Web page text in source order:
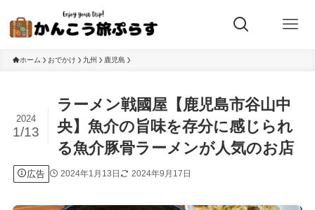
ホーム おでかけ 九州 鹿児島
ラーメン戦國屋【鹿児島市谷山中
央】魚介の旨味を存分に感じられ
る魚介豚骨ラーメンが人気のお店
2024
1/13
広告 2024年1月13日 2024年9月17日